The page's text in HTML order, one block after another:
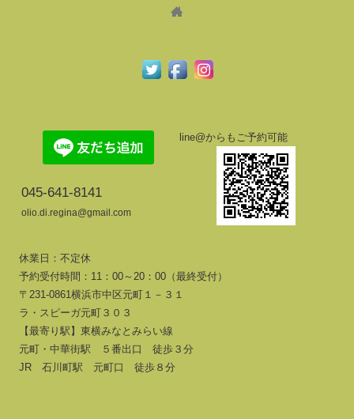
045-641-8141
olio.di.regina@gmail.com
line@からもご予約可能
休業日：不定休
予約受付時間：11：00～20：00（最終受付）
〒231-0861横浜市中区元町１－３１
ラ・スピーガ元町３０３
【最寄り駅】東横みなとみらい線
元町・中華街駅 ５番出口 徒歩３分
JR 石川町駅 元町口 徒歩８分